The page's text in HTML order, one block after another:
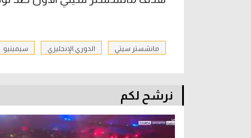
مانشستر سيتي الدوري الإنجليزي سيمينيو
نرشح لكم